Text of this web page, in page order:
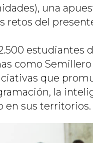
una
retos del
estudiantes
como Semillero
que
la
en sus territorios.